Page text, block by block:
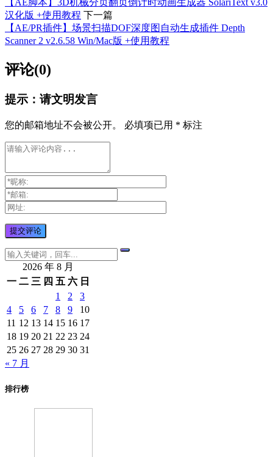
【AE脚本】3D机械分页翻页倒计时动画生成器 SolariText v3.0
汉化版 +使用教程 下一篇
【AE/PR插件】场景扫描DOF深度图自动生成插件 Depth
Scanner 2 v2.6.58 Win/Mac版 +使用教程
评论(0)
提示：请文明发言
您的邮箱地址不会被公开。 必填项已用 * 标注
2026 年 8 月
一 二 三 四 五 六 日
1
2
3
4
5 6 7 8 9
10
11 12 13 14 15 16 17
18 19 20 21 22 23 24
25 26 27 28 29 30 31
« 7 月
排行榜